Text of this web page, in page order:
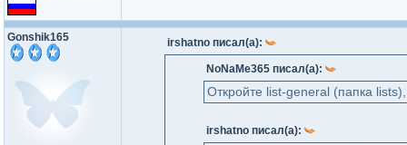
Gonshik165 irshatno писал(а):
NoNaMe365 писал(а):
Откройте list-general (папка
irshatno писал(а):